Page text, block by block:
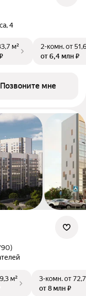
4
м²
2-комн.от
от 6,4 млн ₽
Позвоните мне
м²
3-комн.от
от 8 млн ₽